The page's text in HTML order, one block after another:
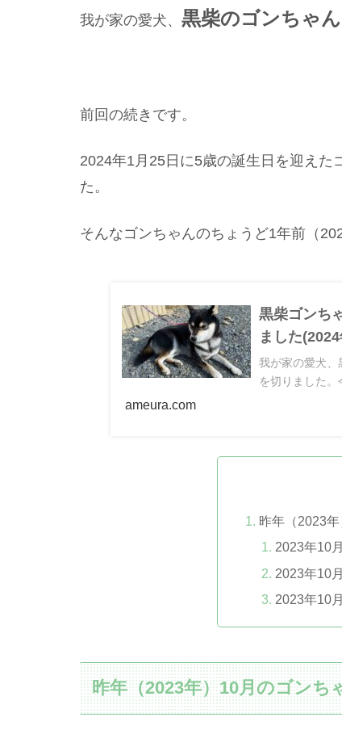
我が家の愛犬、 黒柴のゴンちゃん
前回の続きです。
2024年1月25日に5歳の誕生日を迎えた
た。
そんなゴンちゃんのちょうど1年前（
黒柴ゴンち
ました
我が家の愛犬
を切りました。
ameura.com
昨年（2023
2023年10
2023年10
2023年10
昨年（2023年）10月のゴンち